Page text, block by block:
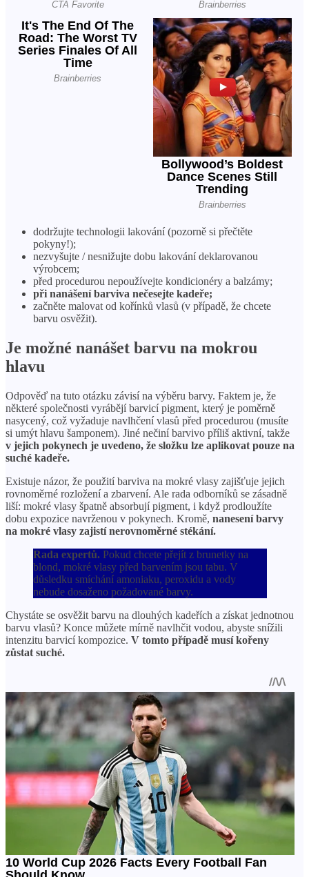
dodržujte technologii lakování (pozorně si přečtěte
pokyny!);
nezvyšujte / nesnižujte dobu lakování deklarovanou
výrobcem;
před procedurou nepoužívejte kondicionéry a balzámy;
při nanášení barviva nečesejte kadeře;
začněte malovat od kořínků vlasů (v případě, že chcete
barvu osvěžit).
Je možné nanášet barvu na mokrou
hlavu
Odpověď na tuto otázku závisí na výběru barvy. Faktem je, že
některé společnosti vyrábějí barvicí pigment, který je poměrně
nasycený, což vyžaduje navlhčení vlasů před procedurou (musíte
si umýt hlavu šamponem). Jiné nečiní barvivo příliš aktivní, takže
v jejich pokynech je uvedeno, že složku lze aplikovat pouze na
suché kadeře.
Existuje názor, že použití barviva na mokré vlasy zajišťuje jejich
rovnoměrné rozložení a zbarvení. Ale rada odborníků se zásadně
liší: mokré vlasy špatně absorbují pigment, i když prodloužíte
dobu expozice navrženou v pokynech. Kromě, nanesení barvy
na mokré vlasy zajistí nerovnoměrné stékání.
Rada expertů. Pokud chcete přejít z brunetky na
blond, mokré vlasy před barvením jsou tabu. V
důsledku smíchání amoniaku, peroxidu a vody
nebude dosaženo požadované barvy.
Chystáte se osvěžit barvu na dlouhých kadeřích a získat jednotnou
barvu vlasů? Konce můžete mírně navlhčit vodou, abyste snížili
intenzitu barvicí kompozice. V tomto případě musí kořeny
zůstat suché.